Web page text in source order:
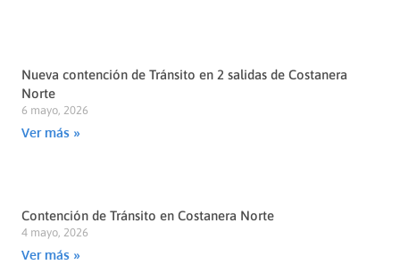
Nueva contención de Tránsito en 2 salidas de Costanera
Norte
6 mayo, 2026
Ver más »
Contención de Tránsito en Costanera Norte
4 mayo, 2026
Ver más »